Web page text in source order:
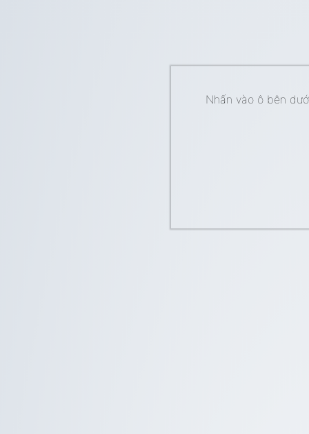
Nhấn vào ô bên